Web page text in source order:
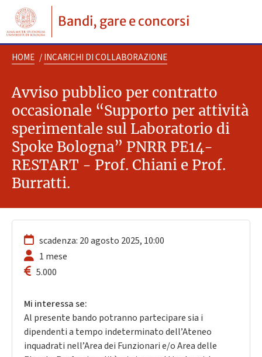
Bandi, gare e concorsi
HOME / INCARICHI DI COLLABORAZIONE
Avviso pubblico per contratto
occasionale “Supporto per attività
sperimentale sul Laboratorio di
Spoke Bologna” PNRR PE14-
RESTART - Prof. Chiani e Prof.
Burratti.
scadenza: 20 agosto 2025, 10:00
1 mese
5.000
Mi interessa se:
Al presente bando potranno partecipare sia i
dipendenti a tempo indeterminato dell’Ateneo
inquadrati nell’Area dei Funzionari e/o Area delle